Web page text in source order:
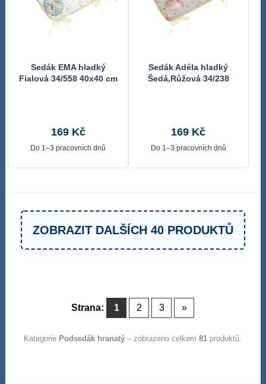
Sedák EMA hladký
Fialová 34/558 40x40 cm
169 Kč
Do 1–3 pracovních dnů
Sedák Adéla hladký
Šedá,Růžová 34/238
169 Kč
Do 1–3 pracovních dnů
ZOBRAZIT DALŠÍCH 40 PRODUKTŮ
Strana: 1 2 3 »
Kategorie Podsedák hranatý – zobrazeno celkem81 produktů.